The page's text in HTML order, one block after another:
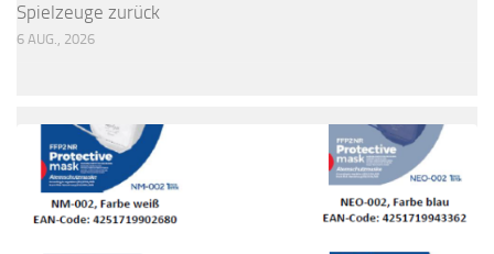
Spielzeuge zurück
6 AUG., 2026